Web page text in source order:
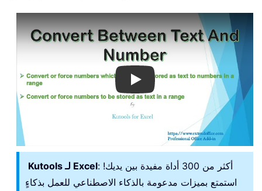
Play
Kutools لـ Excel: أكثر من 300 أداة مفيدة بين يديك!
استمتع بميزات مدعومة بالذكاء الاصطناعي للعمل بذكاءٍ